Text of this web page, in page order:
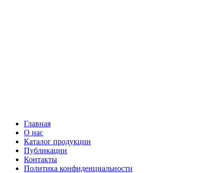
Главная
О нас
Каталог продукции
Публикации
Контакты
Политика конфиденциальности